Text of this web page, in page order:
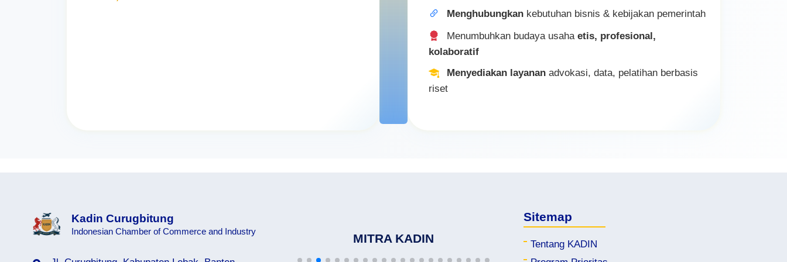
Menghubungkan kebutuhan bisnis & kebijakan pemerintah
Menumbuhkan budaya usahaetis, profesional,
kolaboratif
Menyediakan layanan advokasi, data, pelatihan berbasis
riset
Kadin Curugbitung
Indonesian Chamber of Commerce and Industry
MITRA KADIN
Sitemap
Tentang KADIN